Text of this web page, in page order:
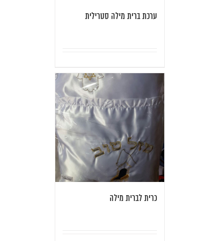
ערכת ברית מילה סטרילית
כרית לברית מילה